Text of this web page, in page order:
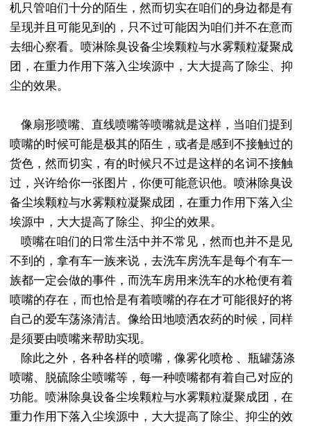
机只管咱们十分的陌生，然而切实在咱们的身边都是有
呈现并且可能见到的，只不过可能因为咱们并不在意而
去细心察看。喷淋除臭设备尘埃颗粒与水雾颗粒凝聚成
团，在重力作用下落入尘埃源中，大大提高了除尘、抑
尘的效果。
像扇形喷嘴、直线喷嘴等喷嘴就是这样，当咱们提到
喷嘴的时候可能是极其的陌生，或者是感到不接触过的
货色，然而切实，有的时候只不过是这样的名词不接触
过，兴许给你一张图片，你便可能意识他。喷淋除臭设
备尘埃颗粒与水雾颗粒凝聚成团，在重力作用下落入尘
埃源中，大大提高了除尘、抑尘的效果。
喷嘴在咱们的日常生活中并不常见，然而也并不是见
不到的，拿有车一族来说，去洗车房洗车是每个有车一
族都一定会做的事件，而洗车房用来洗车的水枪便有着
喷嘴的存在，而也恰是有着喷嘴的存在才可能很好的将
自己的爱车荡涤清洁。像给田地喷洒农药的时候，同样
是须要由喷嘴来帮助实现。
除此之外，各种各样的喷嘴，像雾化喷枪 、瓶罐荡涤
喷嘴、脱硫除尘喷嘴等，每一种喷嘴都有着自己对应的
功能。喷淋除臭设备尘埃颗粒与水雾颗粒凝聚成团，在
重力作用下落入尘埃源中，大大提高了除尘、抑尘的效